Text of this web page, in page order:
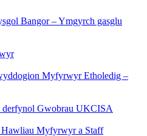
Bangor – Ymgyrch gasglu
Myfyrwyr Etholedig –
Gwobrau UKCISA
Myfyrwyr a Staff